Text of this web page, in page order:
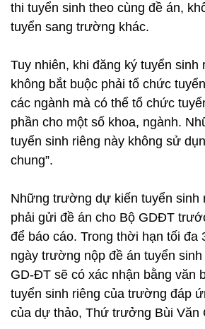
thi tuyển sinh theo cùng đề án,
tuyển sang trường khác.
Tuy nhiên, khi đăng ký tuyển sinh
không bắt buộc phải tổ chức
các ngành mà có thể tổ chức
phần cho một số khoa, ngành.
tuyển sinh riêng này không sử
chung”.
Những trường dự kiến tuyển sinh
phải gửi đề án cho Bộ GDĐT
để báo cáo. Trong thời hạn tối đa
ngày trường nộp đề án tuyển
GD-ĐT sẽ có xác nhận bằng văn
tuyển sinh riêng của trường đáp
của dự thảo, Thứ trưởng Bùi Văn